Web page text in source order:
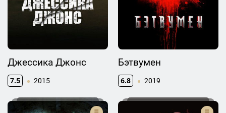
Джессика Джонс
7.5 2015
Бэтвумен
6.8 2019